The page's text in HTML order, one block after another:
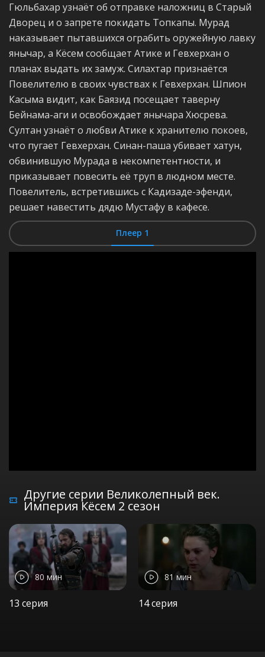
Гюльбахар узнаёт об отправке наложниц в Старый
Дворец и о запрете покидать Топкапы. Мурад
наказывает пытавшихся ограбить оружейную лавку
янычар, а Кёсем сообщает Атике и Гевхерхан о
планах выдать их замуж. Силахтар признаётся
Повелителю в своих чувствах к Гевхерхан. Шпион
Касыма видит, как Баязид посещает таверну
Бейнама-аги и освобождает янычара Хюсрева.
Султан узнаёт о любви Атике к хранителю покоев,
что пугает Гевхерхан. Синан-паша убивает хатун,
обвинившую Мурада в некомпетентности, и
приказывает повесить её труп в людном месте.
Повелитель, встретившись с Кадизаде-эфенди,
решает навестить дядю Мустафу в кафесе.
Плеер 1
Другие серии Великолепный век.
Империя Кёсем 2 сезон
80 мин
13 серия
81 мин
14 серия